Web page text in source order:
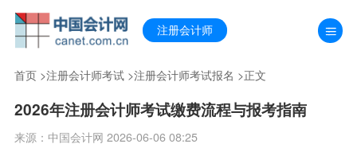
注册会计师
首页>注册会计师考试>注册会计师考试报名 >正文
2026年注册会计师考试缴费流程与报考指南
来源：中国会计网 2026-06-06 08:25